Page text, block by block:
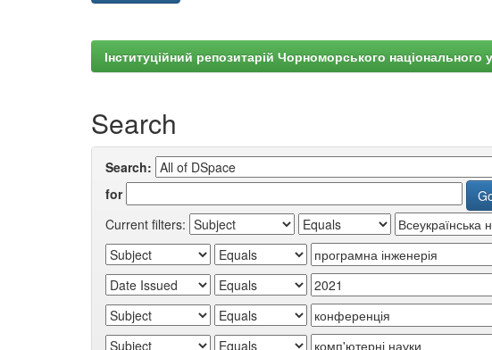
Інституційний репозитарій Чорноморського національного
Search
Search:
for
Current filters: